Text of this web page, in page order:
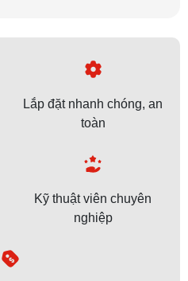
Lắp đặt nhanh chóng, an
toàn
Kỹ thuật viên chuyên
nghiệp